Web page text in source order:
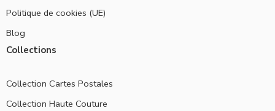
Politique de cookies (UE)
Blog
Collections
Collection Cartes Postales
Collection Haute Couture